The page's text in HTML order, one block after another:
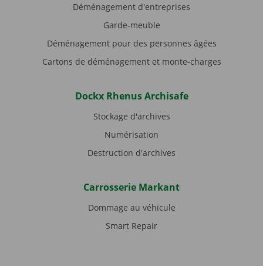
Déménagement d'entreprises
Garde-meuble
Déménagement pour des personnes âgées
Cartons de déménagement et monte-charges
Dockx Rhenus Archisafe
Stockage d'archives
Numérisation
Destruction d'archives
Carrosserie Markant
Dommage au véhicule
Smart Repair